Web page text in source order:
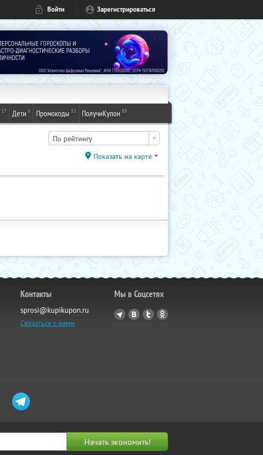
Войти Зарегистрироваться
17 Дети 6 Промокоды 53 ПолучиКупон 88
По рейтингу
Показать на карте
Контакты
sprosi@kupikupon.ru
Связаться с нами
Мы в Соцсетях